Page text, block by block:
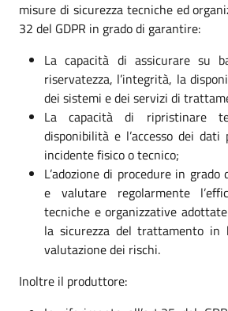
misure di sicurezza tecniche ed
32 del GDPR in grado di garantire:
La capacità di assicurare su
riservatezza, l’integrità, la
dei sistemi e dei servizi di
La capacità di ripristinare
disponibilità e l’accesso dei
incidente fisico o tecnico;
L’adozione di procedure in
e valutare regolarmente
tecniche e organizzative
la sicurezza del trattamento in
valutazione dei rischi.
Inoltre il produttore: